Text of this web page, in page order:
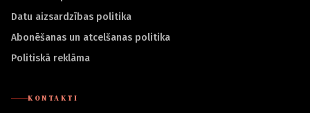
Datu aizsardzības politika
Abonēšanas un atcelšanas politika
Politiskā reklāma
KONTAKTI